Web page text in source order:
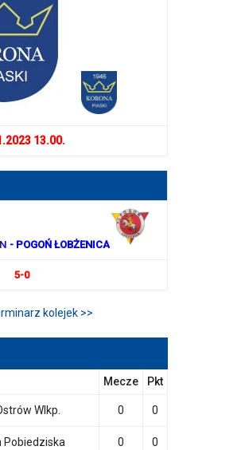
13.00.
- POGOŃ ŁOBŻENICA
5-0
kolejek >>
Mecze Pkt
Wlkp. 0 0
Pobiedziska 0 0